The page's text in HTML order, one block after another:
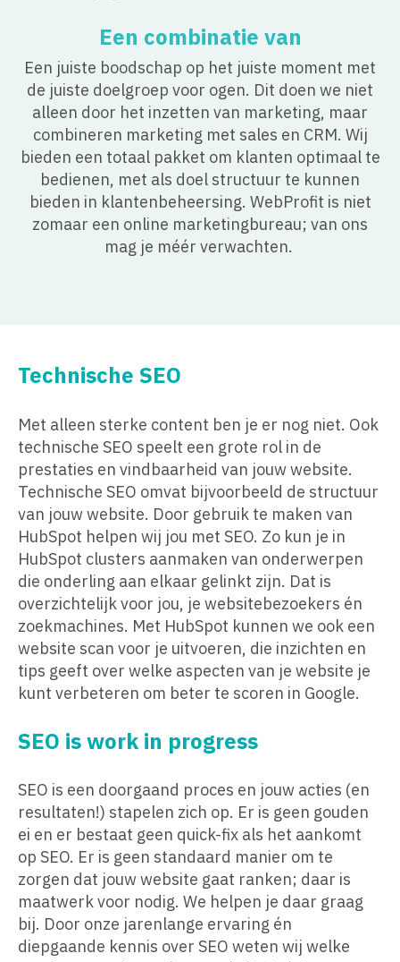
Een combinatie van
Een juiste boodschap op het juiste moment met
de juiste doelgroep voor ogen. Dit doen we niet
alleen door het inzetten van marketing, maar
combineren marketing met sales en CRM. Wij
bieden een totaal pakket om klanten optimaal te
bedienen, met als doel structuur te kunnen
bieden in klantenbeheersing. WebProfit is niet
zomaar een online marketingbureau; van ons
mag je méér verwachten.
Technische SEO
Met alleen sterke content ben je er nog niet. Ook
technische SEO speelt een grote rol in de
prestaties en vindbaarheid van jouw website.
Technische SEO omvat bijvoorbeeld de structuur
van jouw website. Door gebruik te maken van
HubSpot helpen wij jou met SEO. Zo kun je in
HubSpot clusters aanmaken van onderwerpen
die onderling aan elkaar gelinkt zijn. Dat is
overzichtelijk voor jou, je websitebezoekers én
zoekmachines. Met HubSpot kunnen we ook een
website scan voor je uitvoeren, die inzichten en
tips geeft over welke aspecten van je website je
kunt verbeteren om beter te scoren in Google.
SEO is work in progress
SEO is een doorgaand proces en jouw acties (en
resultaten!) stapelen zich op. Er is geen gouden
ei en er bestaat geen quick-fix als het aankomt
op SEO. Er is geen standaard manier om te
zorgen dat jouw website gaat ranken; daar is
maatwerk voor nodig. We helpen je daar graag
bij. Door onze jarenlange ervaring én
diepgaande kennis over SEO weten wij welke